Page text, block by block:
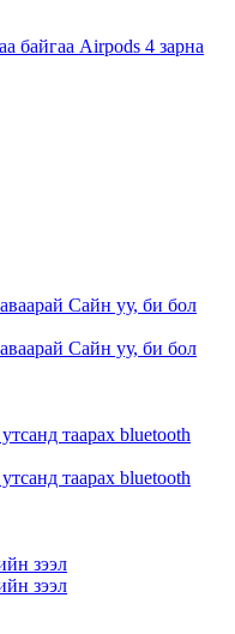
байгаа Airpods 4 зарна
Сайн уу, би бол
Сайн уу, би бол
таарах bluetooth
таарах bluetooth
зээл
зээл